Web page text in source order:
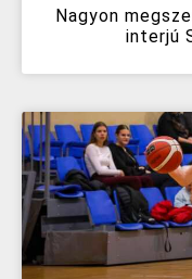
Nagyon
interjú